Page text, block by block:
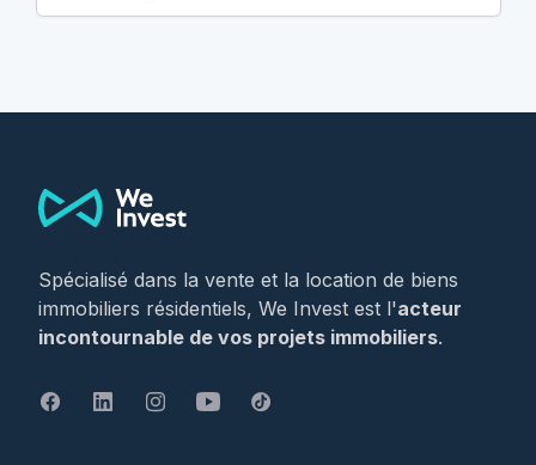
Spécialisé dans la vente et la location de biens
immobiliers résidentiels, We Invest est l'acteur
incontournable de vos projets immobiliers.